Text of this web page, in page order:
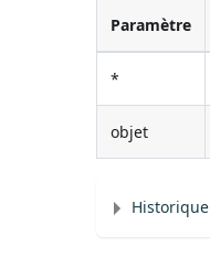
Paramètre
*
objet
Historique